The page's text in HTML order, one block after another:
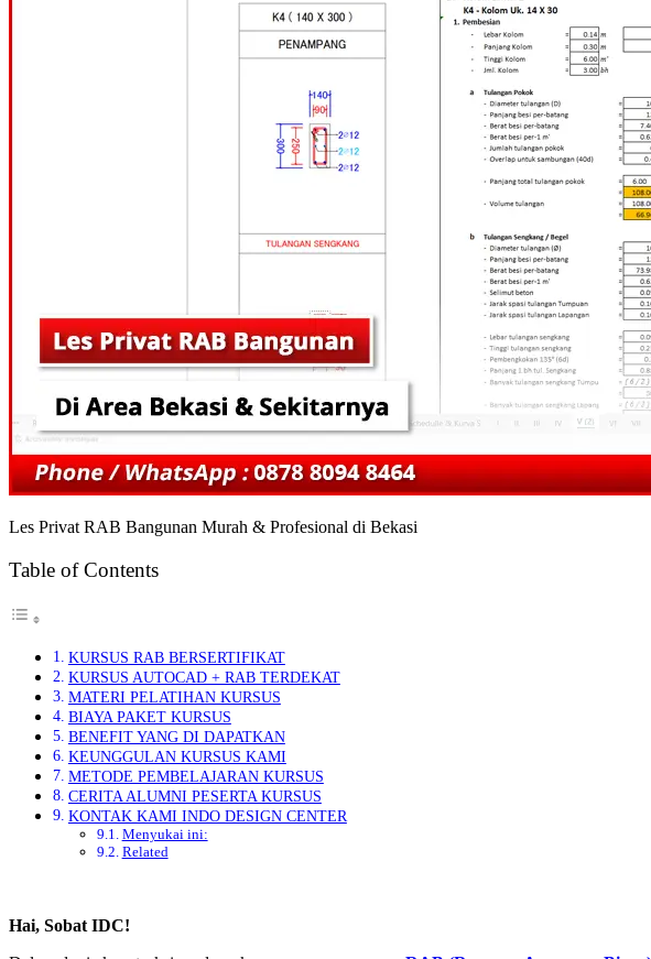
Les Privat RAB Bangunan Murah & Profesional di Bekasi
Table of Contents
KURSUS RAB BERSERTIFIKAT
KURSUS AUTOCAD + RAB TERDEKAT
MATERI PELATIHAN KURSUS
BIAYA PAKET KURSUS
BENEFIT YANG DI DAPATKAN
KEUNGGULAN KURSUS KAMI
METODE PEMBELAJARAN KURSUS
CERITA ALUMNI PESERTA KURSUS
KONTAK KAMI INDO DESIGN CENTER
Menyukai ini:
Related
Hai, Sobat IDC!